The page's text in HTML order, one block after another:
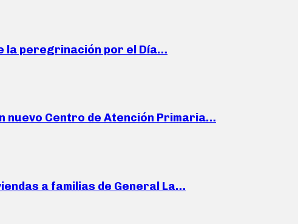
la peregrinación por el Día…
nuevo Centro de Atención Primaria…
a familias de General La…